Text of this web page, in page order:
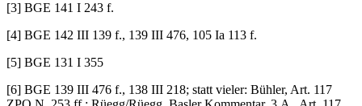
[3] BGE 141 I 243 f.
[4] BGE 142 III 139 f., 139 III 476, 105 Ia 113 f.
[5] BGE 131 I 355
[6] BGE 139 III 476 f., 138 III 218; statt vieler: Bühler, Art. 117